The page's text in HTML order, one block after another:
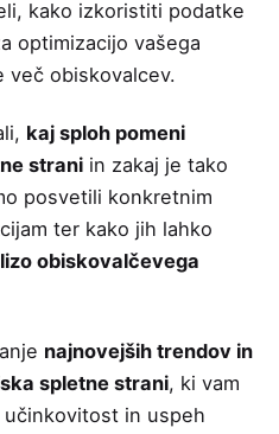
kako izkoristiti podatke
optimizacijo vašega
več obiskovalcev.
kaj sploh pomeni
strani in zakaj je tako
posvetili konkretnim
ter kako jih lahko
obiskovalčevega
najnovejših trendov in
spletne strani, ki vam
učinkovitost in uspeh